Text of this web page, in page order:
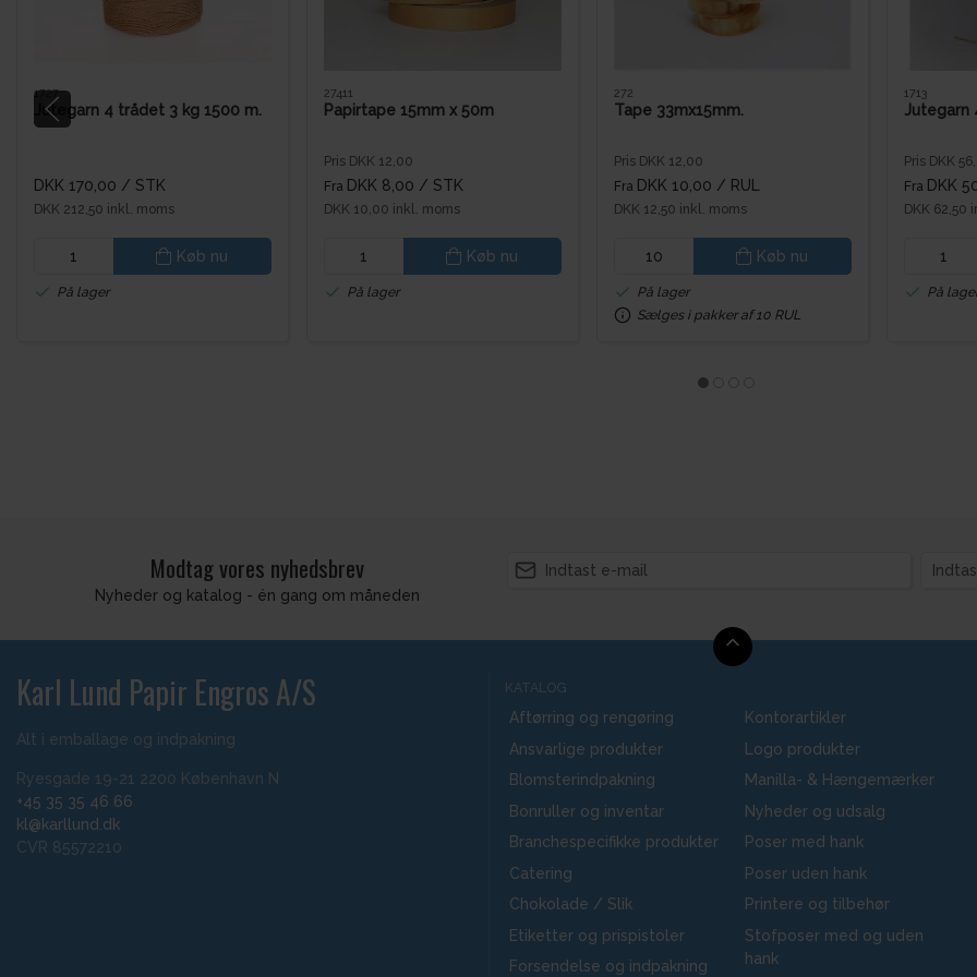
1727
Jutegarn 4 trådet 3 kg 1500 m.
DKK 170,00 / STK
DKK 212,50 inkl. moms
Køb nu
På lager
27411
Papirtape 15mm x 50m
Pris DKK 12,00
Fra DKK 8,00 / STK
DKK 10,00 inkl. moms
Køb nu
På lager
272
Tape 33mx15mm.
Pris DKK 12,00
Fra DKK 10,00 / RUL
DKK 12,50 inkl. moms
Køb nu
På lager
Sælges i pakker af 10 RUL
1713
Jutegarn
Pris DKK
Fra DKK
DKK 62,50
På
Modtag vores nyhedsbrev
Nyheder og katalog - én gang om måneden
Karl Lund Papir Engros A/S
Alt i emballage og indpakning
Ryesgade 19-21 2200 København N
+45 35 35 46 66
kl@karllund.dk
CVR 85572210
KATALOG
Aftørring og rengøring
Ansvarlige produkter
Blomsterindpakning
Bonruller og inventar
Branchespecifikke produkter
Catering
Chokolade / Slik
Etiketter og prispistoler
Forsendelse og indpakning
Kontorartikler
Logo produkter
Manilla- & Hængemærker
Nyheder og udsalg
Poser med hank
Poser uden hank
Printere og tilbehør
Stofposer med og uden
hank